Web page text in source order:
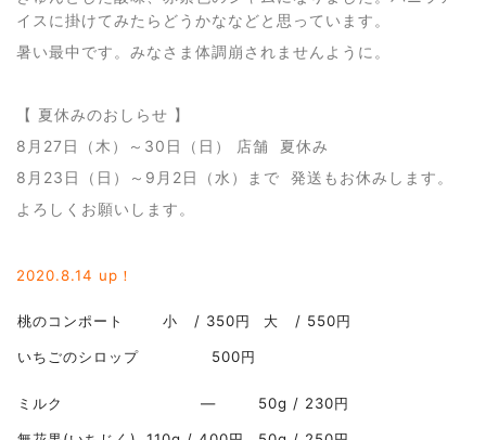
イスに掛けてみたらどうかななどと思っています。
暑い最中です。みなさま体調崩されませんように。
【 夏休みのおしらせ 】
8月27日（木）～30日（日） 店舗 夏休み
8月23日（日）～9月2日（水）まで 発送もお休みします。
よろしくお願いします。
2020.8.14 up！
桃のコンポート
いちごのシロップ
小 / 350円
500円
大 / 550円
ミルク ― 50g / 230円